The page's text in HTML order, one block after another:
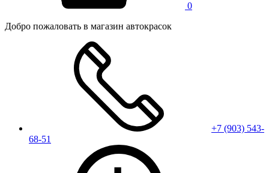
0
Добро пожаловать в магазин автокрасок
+7 (903) 543-
68-51